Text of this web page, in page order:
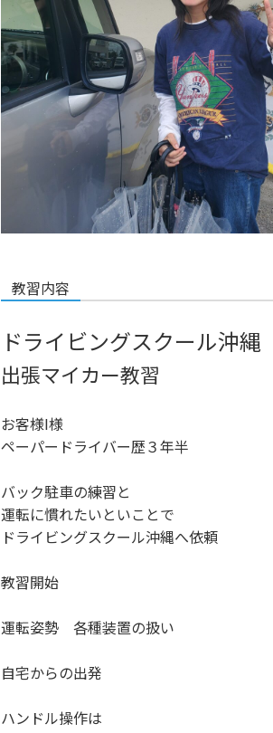
教習内容
ドライビングスクール沖縄
出張マイカー教習
お客様I様
ペーパードライバー歴３年半
バック駐車の練習と
運転に慣れたいといことで
ドライビングスクール沖縄へ依頼
教習開始
運転姿勢 各種装置の扱い
自宅からの出発
ハンドル操作は